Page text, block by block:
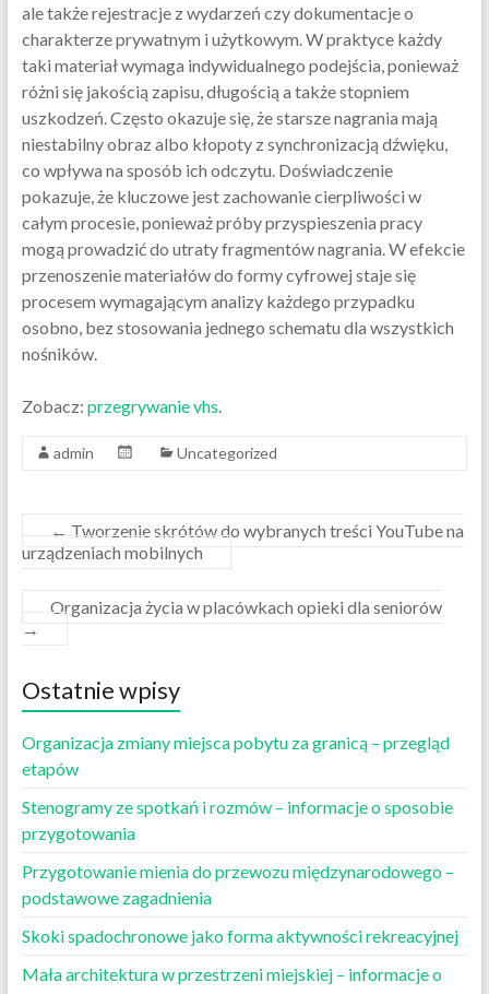
ale także rejestracje z wydarzeń czy dokumentacje o
charakterze prywatnym i użytkowym. W praktyce każdy
taki materiał wymaga indywidualnego podejścia, ponieważ
różni się jakością zapisu, długością a także stopniem
uszkodzeń. Często okazuje się, że starsze nagrania mają
niestabilny obraz albo kłopoty z synchronizacją dźwięku,
co wpływa na sposób ich odczytu. Doświadczenie
pokazuje, że kluczowe jest zachowanie cierpliwości w
całym procesie, ponieważ próby przyspieszenia pracy
mogą prowadzić do utraty fragmentów nagrania. W efekcie
przenoszenie materiałów do formy cyfrowej staje się
procesem wymagającym analizy każdego przypadku
osobno, bez stosowania jednego schematu dla wszystkich
nośników.
Zobacz: przegrywanie vhs.
admin Uncategorized
← Tworzenie skrótów do wybranych treści YouTube na
urządzeniach mobilnych
Organizacja życia w placówkach opieki dla seniorów
→
Ostatnie wpisy
Organizacja zmiany miejsca pobytu za granicą – przegląd
etapów
Stenogramy ze spotkań i rozmów – informacje o sposobie
przygotowania
Przygotowanie mienia do przewozu międzynarodowego –
podstawowe zagadnienia
Skoki spadochronowe jako forma aktywności rekreacyjnej
Mała architektura w przestrzeni miejskiej – informacje o